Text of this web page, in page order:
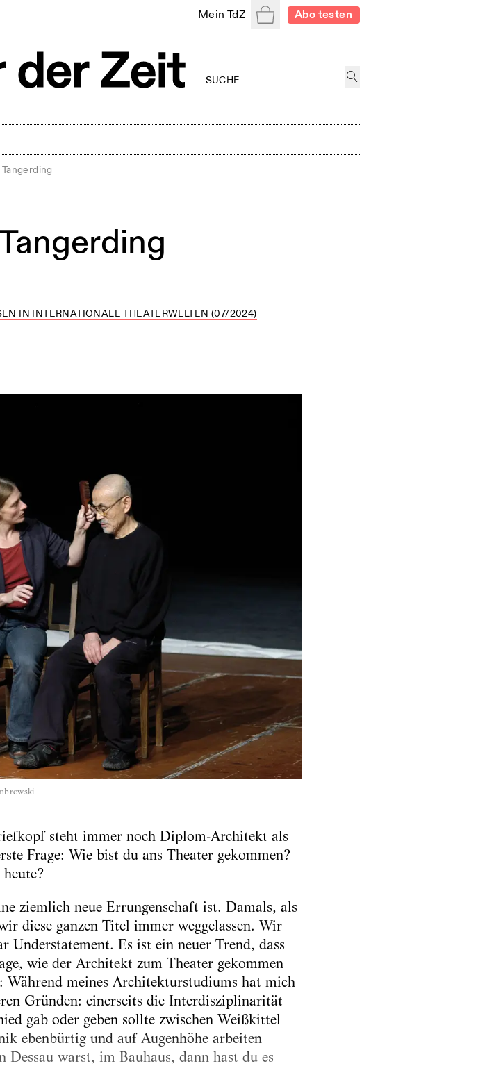
Mein TdZ WarenkorbAbo testen
IN INTERNATIONALE THEATERWELTEN (07/2024)
steht immer noch Diplom-Architekt als
Frage: Wie bist du ans Theater gekommen?
ziemlich neue Errungenschaft ist. Damals, als
diese ganzen Titel immer weggelassen. Wir
Understatement. Es ist ein neuer Trend, dass
wie der Architekt zum Theater gekommen
meines Architekturstudiums hat mich
Gründen: einerseits die Interdisziplinarität
gab oder geben sollte zwischen Weißkittel
ebenbürtig und auf Augenhöhe arbeiten
warst, im Bauhaus, dann hast du es